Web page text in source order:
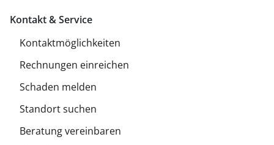
Kontakt & Service
Kontaktmöglichkeiten
Rechnungen einreichen
Schaden melden
Standort suchen
Beratung vereinbaren